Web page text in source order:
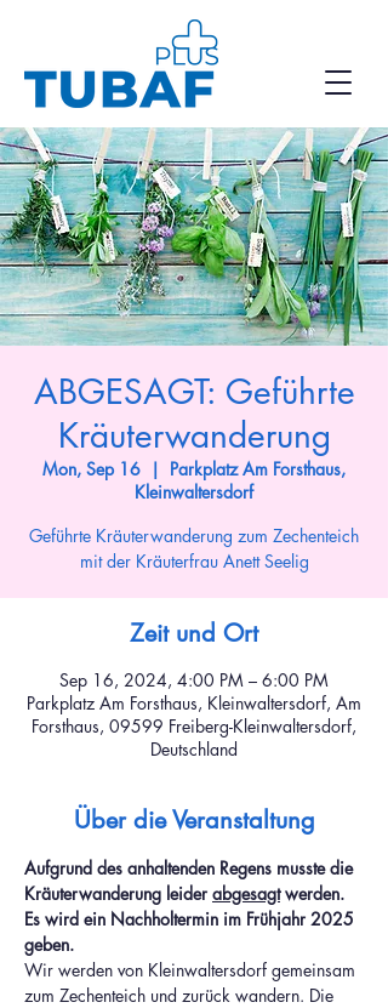
ABGESAGT: Geführte
Kräuterwanderung
Mon, Sep 16
  |
Parkplatz Am Forsthaus,
Kleinwaltersdorf
Geführte Kräuterwanderung zum Zechenteich
mit der Kräuterfrau Anett Seelig
Zeit und Ort
Sep 16, 2024, 4:00 PM – 6:00 PM
Parkplatz Am Forsthaus, Kleinwaltersdorf, Am
Forsthaus, 09599 Freiberg-Kleinwaltersdorf,
Deutschland
Über die Veranstaltung
Aufgrund des anhaltenden Regens musste die
Kräuterwanderung leider abgesagt werden.
Es wird ein Nachholtermin im Frühjahr 2025
geben.
Wir werden von Kleinwaltersdorf gemeinsam
zum Zechenteich und zurück wandern. Die